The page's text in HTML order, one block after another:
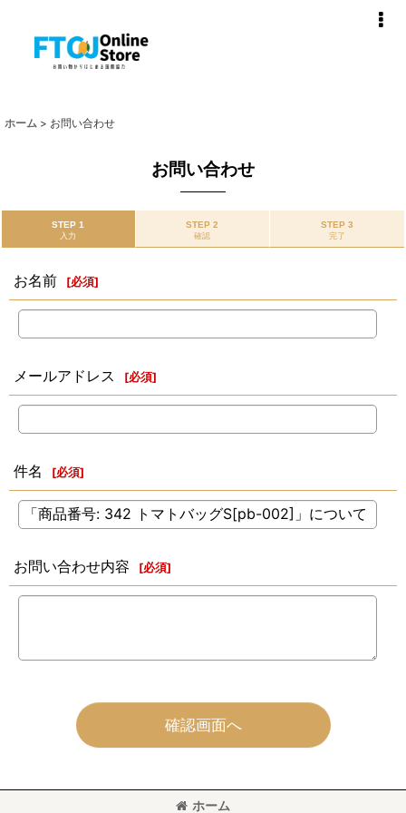
ホーム > お問い合わせ
お問い合わせ
STEP 1
入力
STEP 2
確認
STEP 3
完了
お名前 [必須]
メールアドレス [必須]
件名 [必須]
お問い合わせ内容 [必須]
確認画面へ
ホーム